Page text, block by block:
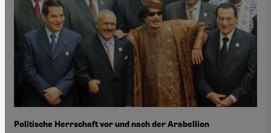
Politische Herrschaft vor und nach der Arabellion